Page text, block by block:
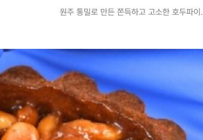
원주 통밀로 만든 쫀득하고 고소한 호두파이.